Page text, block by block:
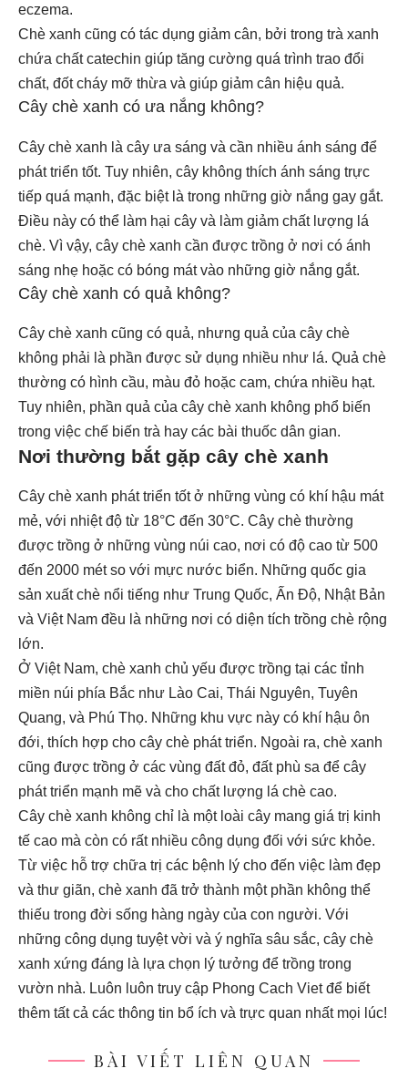
eczema.
Chè xanh cũng có tác dụng giảm cân, bởi trong trà xanh
chứa chất catechin giúp tăng cường quá trình trao đổi
chất, đốt cháy mỡ thừa và giúp giảm cân hiệu quả.
Cây chè xanh có ưa nắng không?
Cây chè xanh là cây ưa sáng và cần nhiều ánh sáng để
phát triển tốt. Tuy nhiên, cây không thích ánh sáng trực
tiếp quá mạnh, đặc biệt là trong những giờ nắng gay gắt.
Điều này có thể làm hại cây và làm giảm chất lượng lá
chè. Vì vậy, cây chè xanh cần được trồng ở nơi có ánh
sáng nhẹ hoặc có bóng mát vào những giờ nắng gắt.
Cây chè xanh có quả không?
Cây chè xanh cũng có quả, nhưng quả của cây chè
không phải là phần được sử dụng nhiều như lá. Quả chè
thường có hình cầu, màu đỏ hoặc cam, chứa nhiều hạt.
Tuy nhiên, phần quả của cây chè xanh không phổ biến
trong việc chế biến trà hay các bài thuốc dân gian.
Nơi thường bắt gặp cây chè xanh
Cây chè xanh phát triển tốt ở những vùng có khí hậu mát
mẻ, với nhiệt độ từ 18°C đến 30°C. Cây chè thường
được trồng ở những vùng núi cao, nơi có độ cao từ 500
đến 2000 mét so với mực nước biển. Những quốc gia
sản xuất chè nổi tiếng như Trung Quốc, Ấn Độ, Nhật Bản
và Việt Nam đều là những nơi có diện tích trồng chè rộng
lớn.
Ở Việt Nam, chè xanh chủ yếu được trồng tại các tỉnh
miền núi phía Bắc như Lào Cai, Thái Nguyên, Tuyên
Quang, và Phú Thọ. Những khu vực này có khí hậu ôn
đới, thích hợp cho cây chè phát triển. Ngoài ra, chè xanh
cũng được trồng ở các vùng đất đỏ, đất phù sa để cây
phát triển mạnh mẽ và cho chất lượng lá chè cao.
Cây chè xanh không chỉ là một loài cây mang giá trị kinh
tế cao mà còn có rất nhiều công dụng đối với sức khỏe.
Từ việc hỗ trợ chữa trị các bệnh lý cho đến việc làm đẹp
và thư giãn, chè xanh đã trở thành một phần không thể
thiếu trong đời sống hàng ngày của con người. Với
những công dụng tuyệt vời và ý nghĩa sâu sắc, cây chè
xanh xứng đáng là lựa chọn lý tưởng để trồng trong
vườn nhà. Luôn luôn truy cập Phong Cach Vietđể biết
thêm tất cả các thông tin bổ ích và trực quan nhất mọi lúc!
BÀI VIẾT LIÊN QUAN